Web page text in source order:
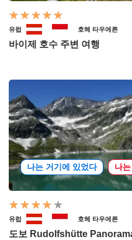
유럽 호헤 타우에른
바이제 호수 주변 여행
나는 거기에 있었다 나
유럽 호헤 타우에른
도보 Rudolfshütte